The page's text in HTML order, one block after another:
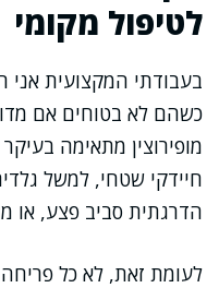
לטיפול מקומי
בעבודתי המקצועית אני
כשהם לא בטוחים אם
מופירוצין מתאימה
חיידקי שטחי, למשל
הדרגתית סביב פצע, או
לעומת זאת, לא כל